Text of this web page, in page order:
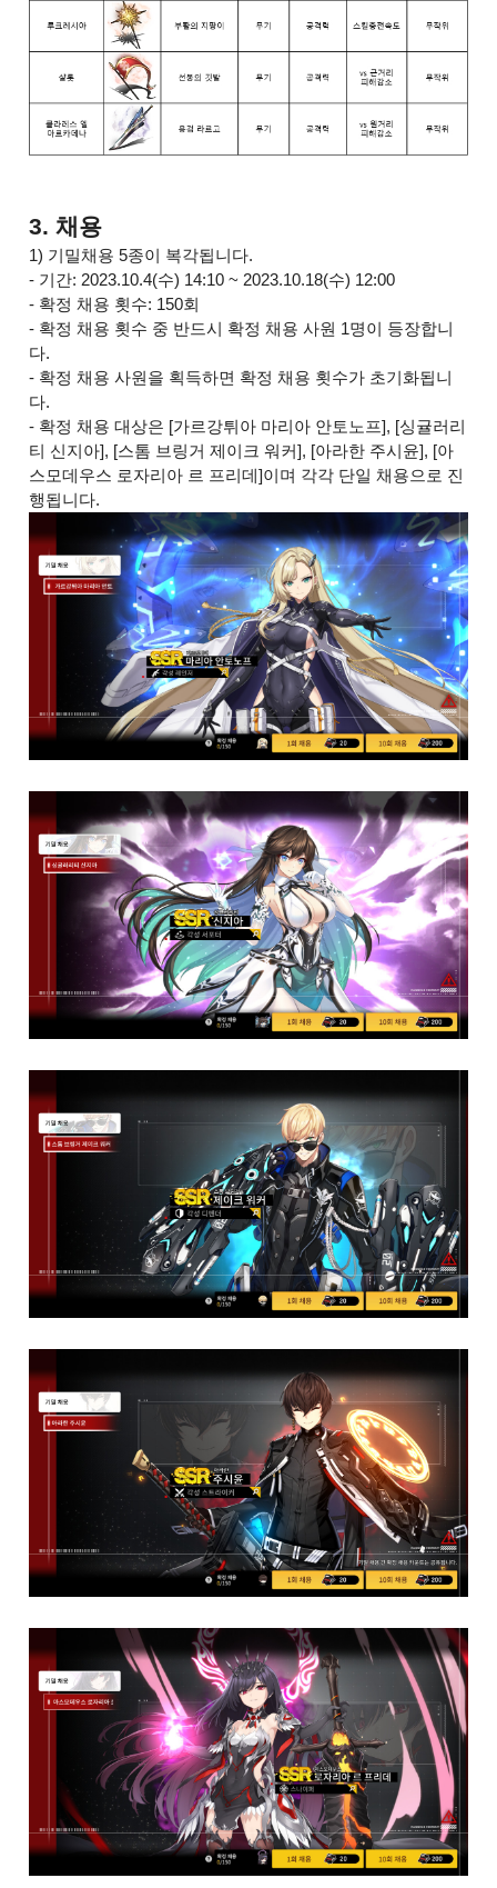
3. 채용
1) 기밀채용 5종이 복각됩니다.
- 기간: 2023.10.4(수) 14:10 ~ 2023.10.18(수) 12:00
- 확정 채용 횟수: 150회
- 확정 채용 횟수 중 반드시 확정 채용 사원 1명이 등장합니
다.
- 확정 채용 사원을 획득하면 확정 채용 횟수가 초기화됩니
다.
- 확정 채용 대상은 [가르강튀아 마리아 안토노프], [싱귤러리
티 신지아], [스톰 브링거 제이크 워커], [아라한 주시윤], [아
스모데우스 로자리아 르 프리데]이며 각각 단일 채용으로 진
행됩니다.